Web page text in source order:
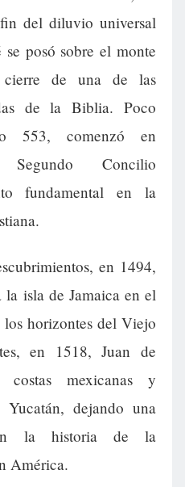
del diluvio universal
posó sobre el monte
cierre de una de las
de la Biblia. Poco
553, comenzó en
Concilio
fundamental en la
en 1494,
isla de Jamaica en el
horizontes del Viejo
en 1518, Juan de
mexicanas y
dejando una
la historia de la
América.